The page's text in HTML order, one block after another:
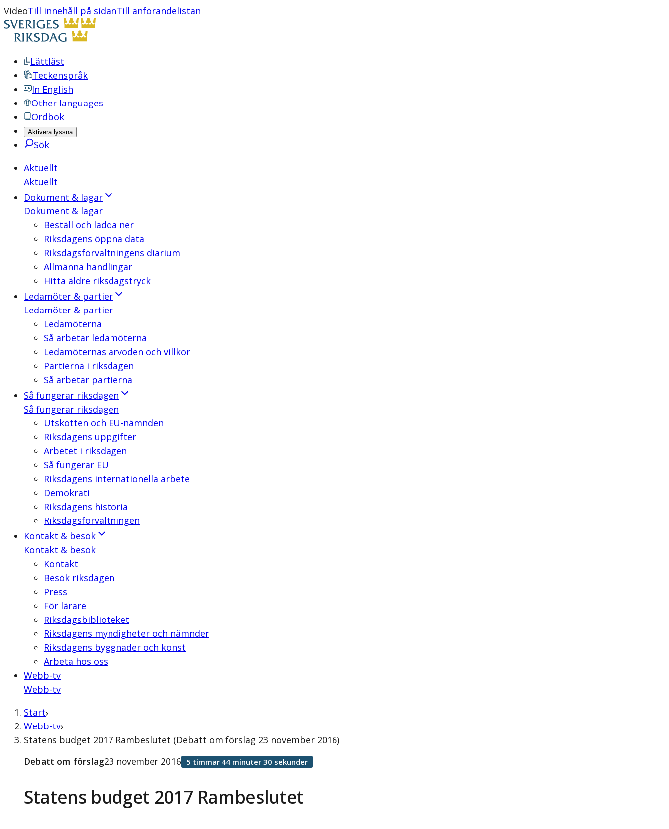
VideoTill innehåll på sidanTill anförandelistan
Lättläst
Teckenspråk
In English
Other languages
Ordbok
Aktivera lyssna
Sök
Aktuellt
Aktuellt
Dokument & lagar
Dokument & lagar
Beställ och ladda ner
Riksdagens öppna data
Riksdagsförvaltningens diarium
Allmänna handlingar
Hitta äldre riksdagstryck
Ledamöter & partier
Ledamöter & partier
Ledamöterna
Så arbetar ledamöterna
Ledamöternas arvoden och villkor
Partierna i riksdagen
Så arbetar partierna
Så fungerar riksdagen
Så fungerar riksdagen
Utskotten och EU-nämnden
Riksdagens uppgifter
Arbetet i riksdagen
Så fungerar EU
Riksdagens internationella arbete
Demokrati
Riksdagens historia
Riksdagsförvaltningen
Kontakt & besök
Kontakt & besök
Kontakt
Besök riksdagen
Press
För lärare
Riksdagsbiblioteket
Riksdagens myndigheter och nämnder
Riksdagens byggnader och konst
Arbeta hos oss
Webb-tv
Webb-tv
Start
Webb-tv
Statens budget 2017 Rambeslutet (Debatt om förslag 23 november 2016)
Statens budget 2017 Rambeslutet
Debatt om förslag23 november 2016 5 timmar 44 minuter 30 sekunder